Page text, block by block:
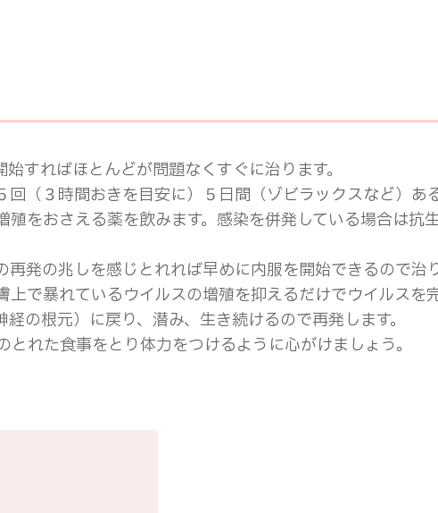
すればほとんどが問題なくすぐに治ります。
（３時間おきを目安に）５日間（ゾビラックスなど）あ
をおさえる薬を飲みます。感染を併発している場合は抗
発の兆しを感じとれれば早めに内服を開始できるので治
で暴れているウイルスの増殖を抑えるだけでウイルスを
の根元）に戻り、潜み、生き続けるので再発します。
れた食事をとり体力をつけるように心がけましょう。